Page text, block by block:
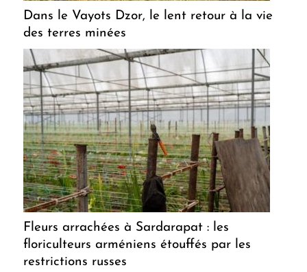
Dans le Vayots Dzor, le lent retour à la vie
des terres minées
Fleurs arrachées à Sardarapat : les
floriculteurs arméniens étouffés par les
restrictions russes